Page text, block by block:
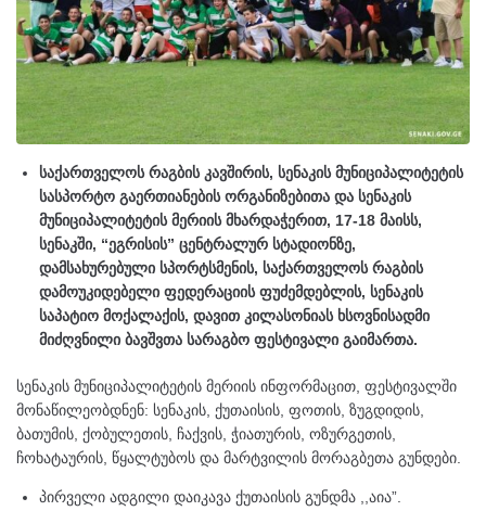
საქართველოს რაგბის კავშირის, სენაკის მუნიციპალიტეტის
სასპორტო გაერთიანების ორგანიზებითა და სენაკის
მუნიციპალიტეტის მერიის მხარდაჭერით, 17-18 მაისს,
სენაკში, “ეგრისის” ცენტრალურ სტადიონზე,
დამსახურებული სპორტსმენის, საქართველოს რაგბის
დამოუკიდებელი ფედერაციის ფუძემდებლის, სენაკის
საპატიო მოქალაქის, დავით კილასონიას ხსოვნისადმი
მიძღვნილი ბავშვთა სარაგბო ფესტივალი გაიმართა.
სენაკის მუნიციპალიტეტის მერიის ინფორმაცით, ფესტივალში
მონაწილეობდნენ: სენაკის, ქუთაისის, ფოთის, ზუგდიდის,
ბათუმის, ქობულეთის, ჩაქვის, ჭიათურის, ოზურგეთის,
ჩოხატაურის, წყალტუბოს და მარტვილის მორაგბეთა გუნდები.
პირველი ადგილი დაიკავა ქუთაისის გუნდმა ,,აია”.